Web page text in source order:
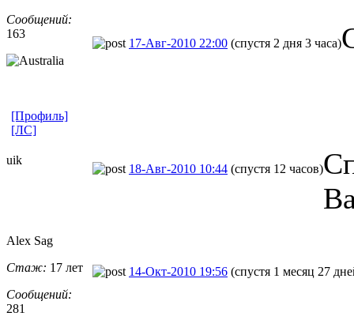
Сообщений:
163
17-Авг-2010 22:00 (спустя 2 дня 3 часа)
[Профиль]
[ЛС]
uik
18-Авг-2010 10:44 (спустя 12 часов)
Alex Sag
Стаж: 17 лет
Сообщений:
281
14-Окт-2010 19:56 (спустя 1 месяц 27